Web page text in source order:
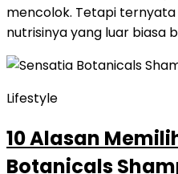
mencolok. Tetapi
nutrisinya yang luar biasa
Lifestyle
10 Alasan
Botanicals